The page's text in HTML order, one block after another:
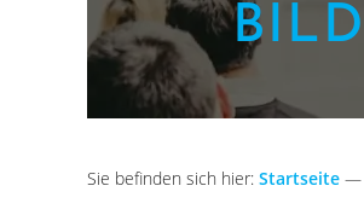
Sie befinden sich hier: Startseite —